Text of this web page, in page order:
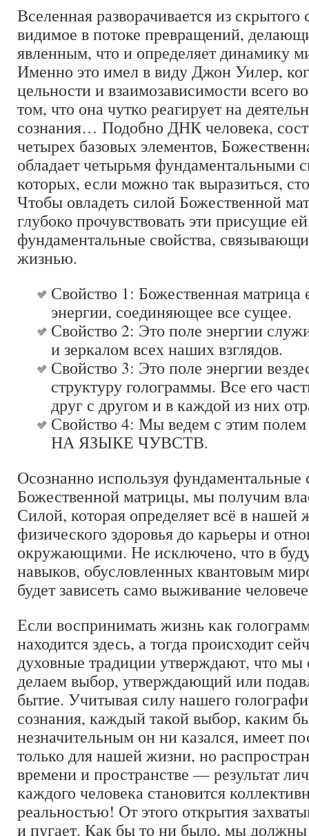
Вселенная разворачивается из скрытого
видимое в потоке превращений,
явленным, что и определяет динамику
Именно это имел в виду Джон Уилер,
цельности и взаимозависимости всего
том, что она чутко реагирует на
сознания… Подобно ДНК человека,
четырех базовых элементов,
обладает четырьмя фундаментальными
которых, если можно так выразиться,
Чтобы овладеть силой Божественной
глубоко прочувствовать эти присущие ей
фундаментальные свойства,
жизнью.
Свойство 1: Божественная матрица
энергии, соединяющее все сущее.
Свойство 2: Это поле энергии
и зеркалом всех наших взглядов.
Свойство 3: Это поле энергии
структуру голограммы. Все его
друг с другом и в каждой из них
Свойство 4: Мы ведем с этим полем
НА ЯЗЫКЕ ЧУВСТВ.
Осознанно используя фундаментальные
Божественной матрицы, мы получим
Силой, которая определяет всё в
физического здоровья до карьеры и
окружающими. Не исключено, что в
навыков, обусловленных квантовым
будет зависеть само выживание
Если воспринимать жизнь как
находится здесь, а тогда происходит
духовные традиции утверждают, что
делаем выбор, утверждающий или
бытие. Учитывая силу нашего
сознания, каждый такой выбор, каким
незначительным он ни казался, имеет
только для нашей жизни, но
времени и пространстве — результат
каждого человека становится
реальностью! От этого открытия
и пугает. Как бы то ни было, мы должны